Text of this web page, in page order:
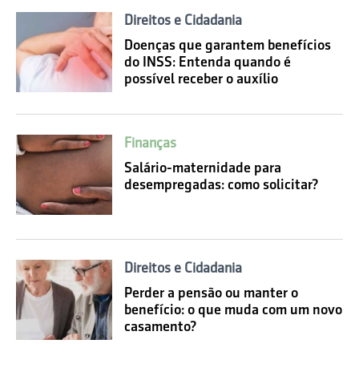
Direitos e Cidadania
Doenças que garantem benefícios
do INSS: Entenda quando é
possível receber o auxílio
Finanças
Salário-maternidade para
desempregadas: como solicitar?
Direitos e Cidadania
Perder a pensão ou manter o
benefício: o que muda com um novo
casamento?